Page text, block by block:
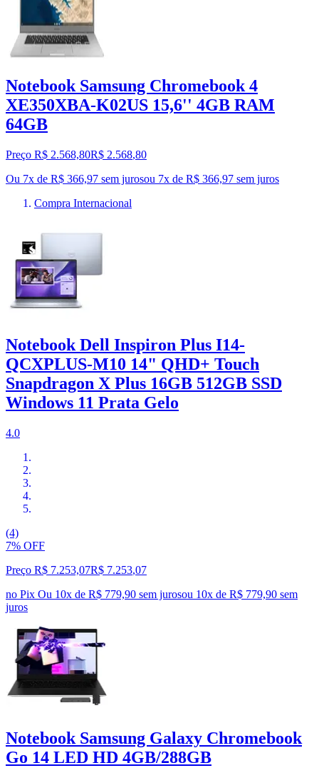
Notebook Samsung Chromebook 4
XE350XBA-K02US 15,6'' 4GB RAM
64GB
Preço R$ 2.568,80R$ 2.568,80
Ou 7x de R$ 366,97 sem jurosou 7x de R$ 366,97 sem juros
Compra Internacional
Notebook Dell Inspiron Plus I14-
QCXPLUS-M10 14" QHD+ Touch
Snapdragon X Plus 16GB 512GB SSD
Windows 11 Prata Gelo
4.0
(4)
7% OFF
Preço R$ 7.253,07R$ 7.253,07
no Pix Ou 10x de R$ 779,90 sem jurosou 10x de R$ 779,90 sem
juros
Notebook Samsung Galaxy Chromebook
Go 14 LED HD 4GB/288GB